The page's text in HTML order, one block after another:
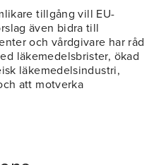
tillgång vill EU-
även bidra till
och vårdgivare har råd
läkemedelsbrister, ökad
läkemedelsindustri,
att motverka